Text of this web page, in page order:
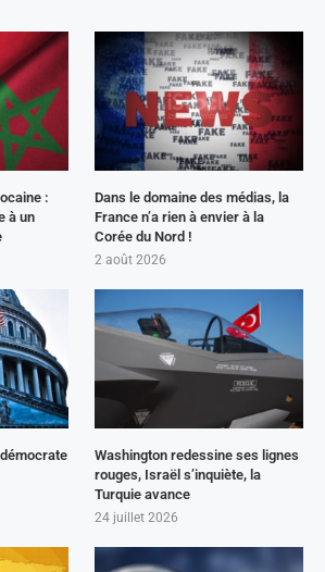
:
à un
Dans le domaine des médias, la
France n’a rien à envier à la
Corée du Nord !
2 août 2026
Washington redessine ses lignes
rouges, Israël s’inquiète, la
Turquie avance
24 juillet 2026